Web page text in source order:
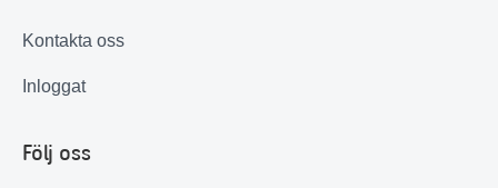
Kontakta oss
Inloggat
Följ oss